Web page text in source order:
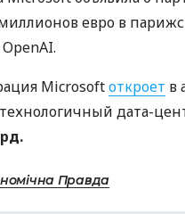
евро в
Microsoftоткроет в
дата-
Правда